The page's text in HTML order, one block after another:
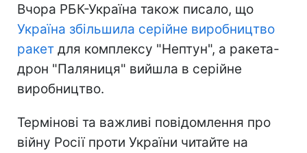
Вчора РБК-Україна також писало, що
Україна збільшила серійне виробництво
ракет для комплексу "Нептун", а ракета-
дрон "Паляниця" вийшла в серійне
виробництво.
Термінові та важливі повідомлення про
війну Росії проти України читайте на